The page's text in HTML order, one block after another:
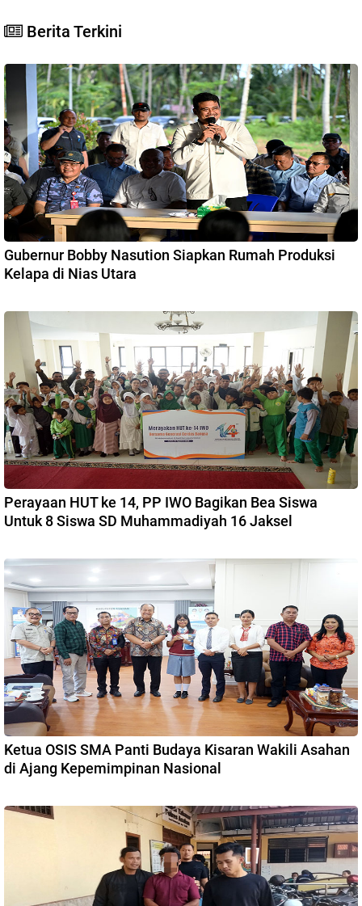
Berita Terkini
Gubernur Bobby Nasution Siapkan Rumah Produksi
Kelapa di Nias Utara
Perayaan HUT ke 14, PP IWO Bagikan Bea Siswa
Untuk 8 Siswa SD Muhammadiyah 16 Jaksel
Ketua OSIS SMA Panti Budaya Kisaran Wakili Asahan
di Ajang Kepemimpinan Nasional